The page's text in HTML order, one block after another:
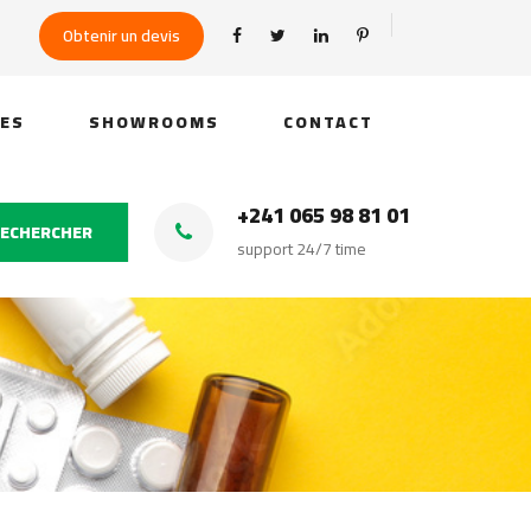
Obtenir un devis
SHOWROOMS CONTACT
+241 065 98 81 01
support 24/7 time